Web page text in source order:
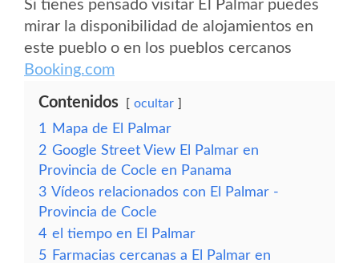
Si tienes pensado visitar El Palmar puedes
mirar la disponibilidad de alojamientos en
este pueblo o en los pueblos cercanos
Booking.com
Contenidos ocultar
1
Mapa de El Palmar
2 Google Street View El Palmar en
Provincia de Cocle en Panama
3 Vídeos relacionados con El Palmar -
Provincia de Cocle
4 el tiempo en El Palmar
5 Farmacias cercanas a El Palmar en